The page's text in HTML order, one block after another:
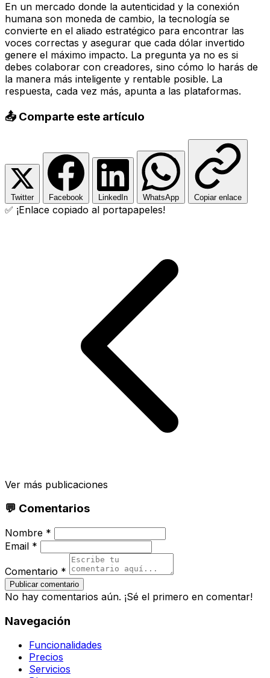
En un mercado donde la autenticidad y la conexión
humana son moneda de cambio, la tecnología se
convierte en el aliado estratégico para encontrar las
voces correctas y asegurar que cada dólar invertido
genere el máximo impacto. La pregunta ya no es si
debes colaborar con creadores, sino cómo lo harás de
la manera más inteligente y rentable posible. La
respuesta, cada vez más, apunta a las plataformas.
📤 Comparte este artículo
Twitter Facebook LinkedIn WhatsApp Copiar enlace
✅ ¡Enlace copiado al portapapeles!
Ver más publicaciones
💬 Comentarios
Nombre *
Email *
Comentario *
Publicar comentario
No hay comentarios aún. ¡Sé el primero en comentar!
Navegación
Funcionalidades
Precios
Servicios